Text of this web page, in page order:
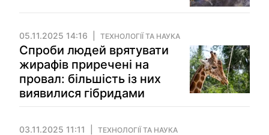
05.11.2025 14:16 ТЕХНОЛОГІЇ ТА НАУКА
Спроби людей врятувати
жирафів приречені на
провал: більшість із них
виявилися гібридами
03.11.2025 11:11 ТЕХНОЛОГІЇ ТА НАУКА